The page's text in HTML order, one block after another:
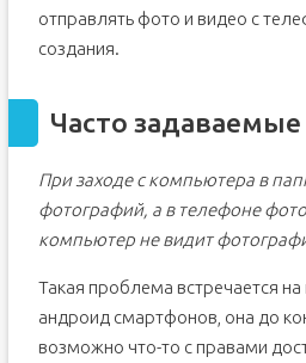
отправлять фото и видео с
создания.
Часто
При заходе с компьютера в
фотографий, а в телефоне
компьютер не видит
Такая проблема встречается
андроид смартфонов, она до
возможно что-то с правами